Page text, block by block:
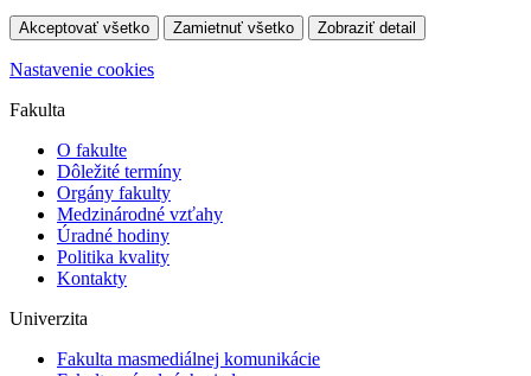
Akceptovať všetko Zamietnuť všetko Zobraziť detail
Nastavenie cookies
Fakulta
O fakulte
Dôležité termíny
Orgány fakulty
Medzinárodné vzťahy
Úradné hodiny
Politika kvality
Kontakty
Univerzita
Fakulta masmediálnej komunikácie